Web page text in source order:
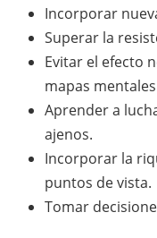
Incorporar
Superar la
Evitar el efecto
mapas
Aprender a
ajenos.
Incorporar la
puntos de vista.
Tomar